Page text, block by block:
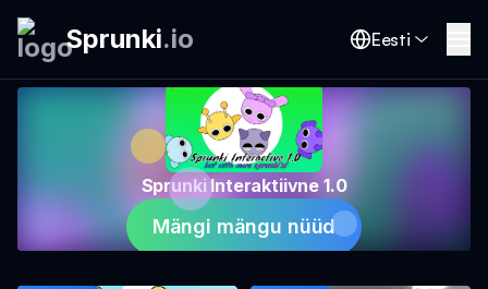
Sprunki.io Eesti
Sprunki Interaktiivne 1.0
Mängi mängu nüüd